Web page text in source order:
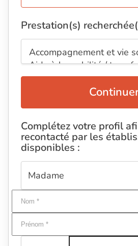
Prestation(s)
Complétez votre profil
recontacté par les
disponibles :